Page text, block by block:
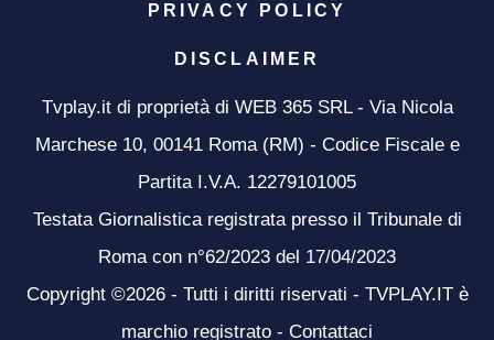
PRIVACY POLICY
DISCLAIMER
Tvplay.it di proprietà di WEB 365 SRL - Via Nicola
Marchese 10, 00141 Roma (RM) - Codice Fiscale e
Partita I.V.A. 12279101005
Testata Giornalistica registrata presso il Tribunale di
Roma con n°62/2023 del 17/04/2023
Copyright ©2026 - Tutti i diritti riservati - TVPLAY.IT è
marchio registrato - Contattaci